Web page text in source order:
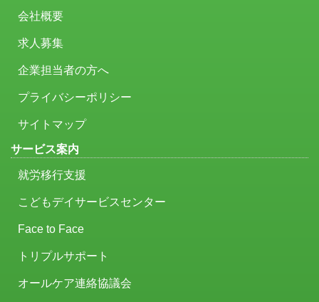
会社概要
求人募集
企業担当者の方へ
プライバシーポリシー
サイトマップ
サービス案内
就労移行支援
こどもデイサービスセンター
Face to Face
トリプルサポート
オールケア連絡協議会